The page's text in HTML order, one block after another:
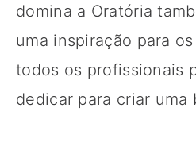
domina a Oratória
uma inspiração para
todos os profissionais
dedicar para criar uma